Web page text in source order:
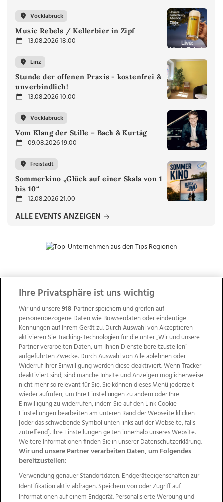
Vöcklabruck
Music Rebels / Kellerbier in Zipf
13.08.2026 18:00
Linz
Stunde der offenen Praxis - kostenfrei &
unverbindlich!
13.08.2026 10:00
Vöcklabruck
Vom Klang der Stille – Bach & Kurtág
09.08.2026 19:00
Freistadt
Sommerkino „Glück auf einer Skala von 1
bis 10“
12.08.2026 21:00
ALLE EVENTS ANZEIGEN
ZUR NACHRICHTENÜBERSICHT
Wir über uns Mediadaten Kontakt
Jobs
Datenschutz
Impressum
AGB Anzeigekunden
AGB Website
Ehrenkodex Politische Werbung
Weitere Angebote des Medienhauses Wimmer
TV1 di-mog-i.at OÖNow
Ischler Woche
Ihre Privatsphäre ist uns wichtig
Wir und unsere918-Partner speichern und greifen auf
personenbezogene Daten wie Browserdaten oder eindeutige
Kennungen auf Ihrem Gerät zu. Durch Auswahl von Akzeptieren
aktivieren Sie Tracking-Technologien für die unter „Wir und unsere
Partner verarbeiten Daten, um Ihnen Dienste bereitzustellen“
aufgeführten Zwecke. Durch Auswahl von Alle ablehnen oder
Widerruf Ihrer Einwilligung werden diese deaktiviert. Wenn Tracker
deaktiviert sind, sind manche Inhalte und Anzeigen möglicherweise
nicht mehr so relevant für Sie. Sie können dieses Menü jederzeit
wieder aufrufen, um Ihre Einstellungen zu ändern oder Ihre
Einwilligung zu widerrufen, indem Sie auf den Link Cookie
Einstellungen bearbeiten am unteren Rand der Webseite klicken
[oder das schwebende Symbol unten links auf der Webseite, falls
zutreffend]. Ihre Einstellungen gelten innerhalb unseres Website.
Weitere Informationen finden Sie in unserer Datenschutzerklärung.
Wir und unsere Partner verarbeiten Daten, um Folgendes
bereitzustellen:
Verwendung genauer Standortdaten. Endgeräteeigenschaften zur
Identifikation aktiv abfragen. Speichern von oder Zugriff auf
Informationen auf einem Endgerät. Personalisierte Werbung und